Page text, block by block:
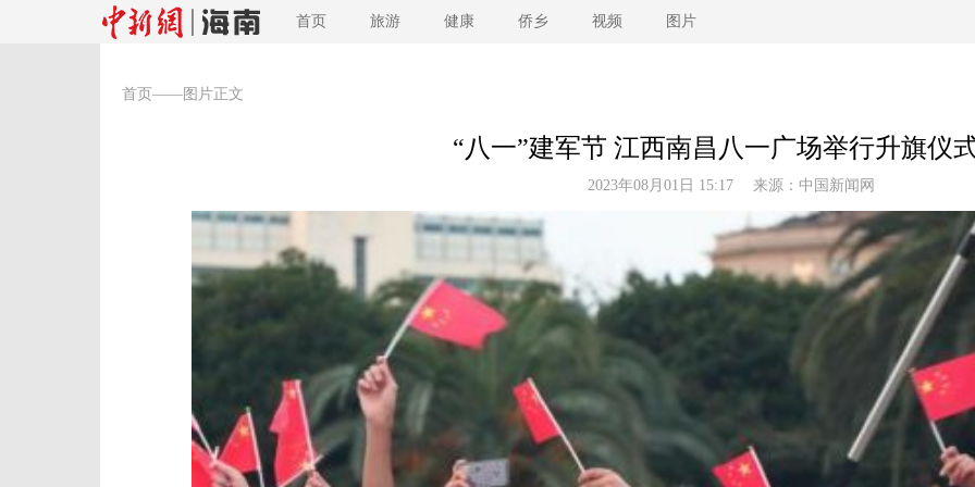
首页 旅游 健康 侨乡 视频 图片
首页 ——图片正文
“八一”建军节 江西南昌八一广场举行升旗仪
2023年08月01日 15:17 来源： 中国新闻网